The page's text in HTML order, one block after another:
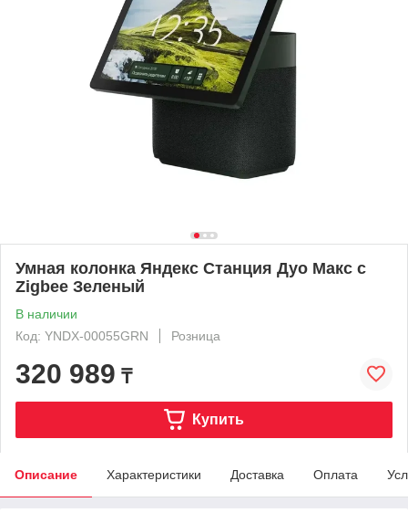
Умная колонка Яндекс Станция Дуо Макс с
Zigbee Зеленый
В наличии
Код: YNDX-00055GRN
Розница
320 989 ₸
Купить
Описание Характеристики Доставка Оплата